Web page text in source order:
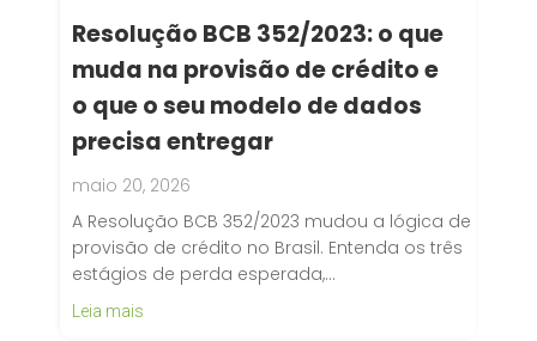
Resolução BCB 352/2023: o que
muda na provisão de crédito e
o que o seu modelo de dados
precisa entregar
maio 20, 2026
A Resolução BCB 352/2023 mudou a lógica de
provisão de crédito no Brasil. Entenda os três
estágios de perda esperada,…
Leia mais